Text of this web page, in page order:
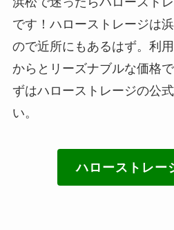
です！ハローストレージは
ので近所にもあるはず。利
からとリーズナブルな価格
ずはハローストレージの公
い。
ハローストレー